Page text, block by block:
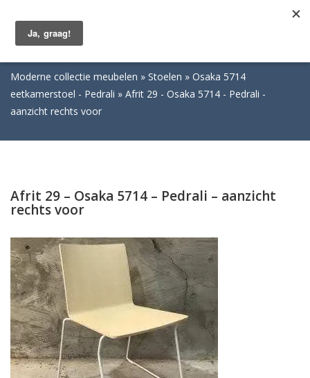
Moderne collectie meubelen Stoelen
Osaka 5714
eetkamerstoel - Pedrali
Afrit 29 - Osaka 5714 - Pedrali -
aanzicht rechts voor
Afrit 29 – Osaka 5714 – Pedrali – aanzicht
rechts voor